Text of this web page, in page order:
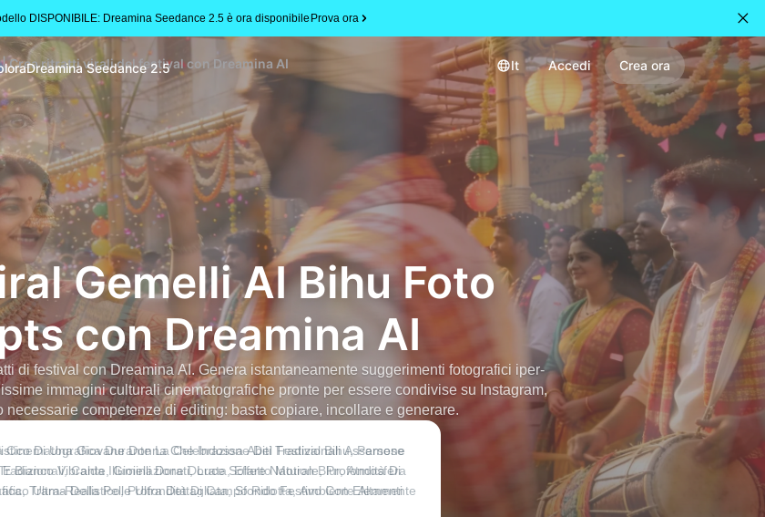
DISPONIBILE: Dreamina Seedance 2.5 è ora disponibileProva ora
Dreamina Seedance 2.5 It Accedi Crea ora
Crea ritratti virali del festival con Dreamina AI
Gemelli AI Bihu Foto
con Dreamina AI
di festival con Dreamina AI. Genera istantaneamente suggerimenti fotografici iper-
immagini culturali cinematografiche pronte per essere condivise su Instagram,
necessarie competenze di editing: basta copiare, incollare e generare.